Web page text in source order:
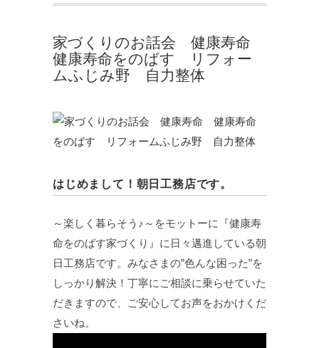
家づくりのお話会 健康寿命
健康寿命をのばす リフォー
ムふじみ野 自力整体
はじめまして！朝日工務店です。
～楽しく暮らそう♪～をモットーに『健康寿
命をのばす家づくり』に日々邁進している朝
日工務店です。みなさまの”色んな困った”を
しっかり解決！丁寧にご相談に乗らせていた
だきますので、ご安心してお声をおかけくだ
さいね。